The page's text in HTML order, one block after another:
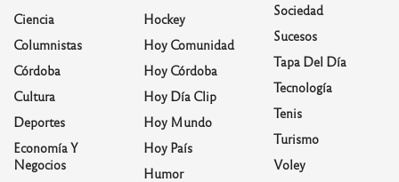
Ciencia
Columnistas
Córdoba
Cultura
Deportes
Economía Y
Negocios
Hockey
Hoy Comunidad
Hoy Córdoba
Hoy Día Clip
Hoy Mundo
Hoy País
Humor
Sociedad
Sucesos
Tapa Del Día
Tecnología
Tenis
Turismo
Voley